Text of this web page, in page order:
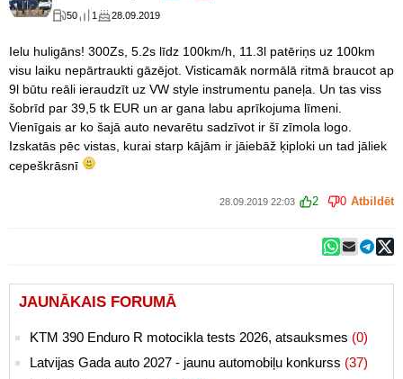
50 1 28.09.2019
Ielu huligāns! 300Zs, 5.2s līdz 100km/h, 11.3l patēriņs uz 100km
visu laiku nepārtraukti gāzējot. Visticamāk normālā ritmā braucot ap
9l būtu reāli ieraudzīt uz VW style instrumentu paneļa. Un tas viss
šobrīd par 39,5 tk EUR un ar gana labu aprīkojuma līmeni.
Vienīgais ar ko šajā auto nevarētu sadzīvot ir šī zīmola logo.
Izskatās pēc vistas, kurai starp kājām ir jāiebāž ķiploki un tad jāliek
cepeškrāsnī
28.09.2019 22:03 2 0 Atbildēt
JAUNĀKAIS FORUMĀ
KTM 390 Enduro R motocikla tests 2026, atsauksmes (0)
Latvijas Gada auto 2027 - jaunu automobiļu konkurss (37)